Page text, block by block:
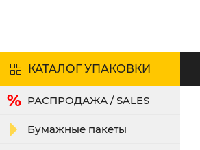
КАТАЛОГ УПАКОВКИ
РАСПРОДАЖА / SALES
Бумажные пакеты